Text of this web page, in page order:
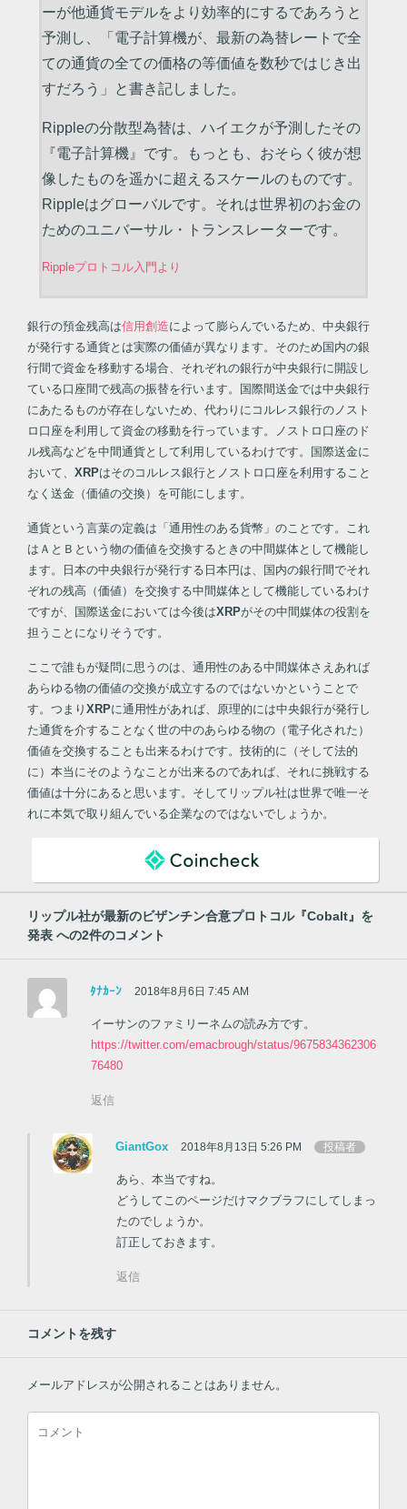
ーが他通貨モデルをより効率的にするであろうと
予測し、「電子計算機が、最新の為替レートで全
ての通貨の全ての価格の等価値を数秒ではじき出
すだろう」と書き記しました。
Rippleの分散型為替は、ハイエクが予測したその
『電子計算機』です。もっとも、おそらく彼が想
像したものを遥かに超えるスケールのものです。
Rippleはグローバルです。それは世界初のお金の
ためのユニバーサル・トランスレーターです。
Rippleプロトコル入門より
銀行の預金残高は信用創造によって膨らんでいるため、中央銀行
が発行する通貨とは実際の価値が異なります。そのため国内の銀
行間で資金を移動する場合、それぞれの銀行が中央銀行に開設し
ている口座間で残高の振替を行います。国際間送金では中央銀行
にあたるものが存在しないため、代わりにコルレス銀行のノスト
ロ口座を利用して資金の移動を行っています。ノストロ口座のド
ル残高などを中間通貨として利用しているわけです。国際送金に
おいて、 XRPはそのコルレス銀行とノストロ口座を利用すること
なく送金（価値の交換）を可能にします。
通貨という言葉の定義は「通用性のある貨幣」のことです。これ
はＡとＢという物の価値を交換するときの中間媒体として機能し
ます。日本の中央銀行が発行する日本円は、国内の銀行間でそれ
ぞれの残高（価値）を交換する中間媒体として機能しているわけ
ですが、国際送金においては今後はXRPがその中間媒体の役割を
担うことになりそうです。
ここで誰もが疑問に思うのは、通用性のある中間媒体さえあれば
あらゆる物の価値の交換が成立するのではないかということで
す。つまり XRPに通用性があれば、原理的には中央銀行が発行し
た通貨を介することなく世の中のあらゆる物の（電子化された）
価値を交換することも出来るわけです。技術的に（そして法的
に）本当にそのようなことが出来るのであれば、それに挑戦する
価値は十分にあると思います。そしてリップル社は世界で唯一そ
れに本気で取り組んでいる企業なのではないでしょうか。
リップル社が最新のビザンチン合意プロトコル『Cobalt』を
発表 への2件のコメント
ﾀﾅｶｰﾝ 2018年8月6日 7:45 AM
イーサンのファミリーネムの読み方です。
https://twitter.com/emacbrough/status/9675834362306
76480
返信
GiantGox 2018年8月13日 5:26 PM 投稿者
あら、本当ですね。
どうしてこのページだけマクブラフにしてしまっ
たのでしょうか。
訂正しておきます。
返信
コメントを残す
メールアドレスが公開されることはありません。